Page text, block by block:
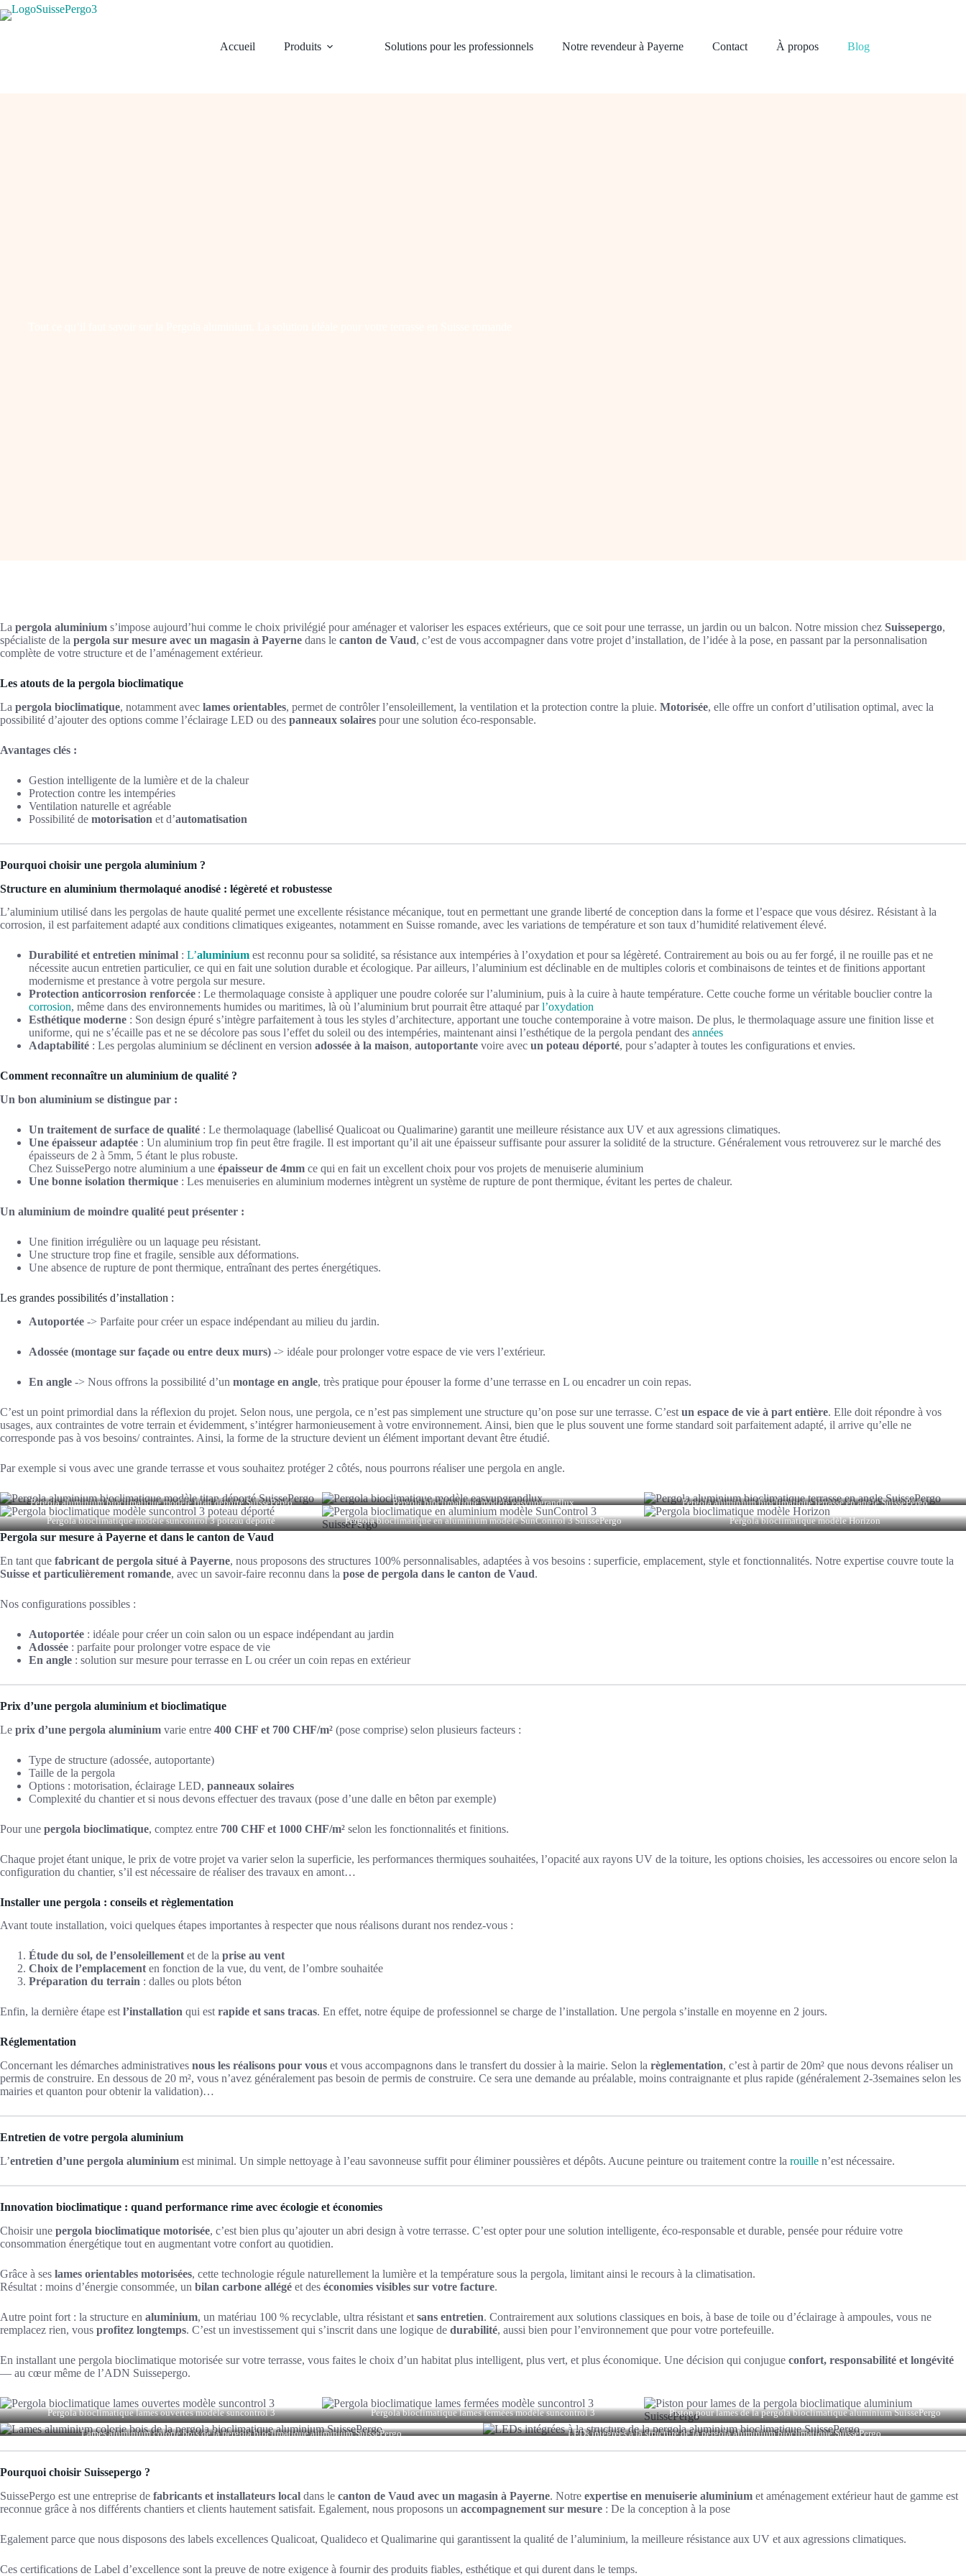
Passer
au
Accueil
Produits Solutions pour les professionnels Notre revendeur à Payerne Contact À propos Blog
La pergola aluminium s’impose aujourd’hui comme le choix privilégié pour aménager et valoriser les espaces extérieurs, que ce soit pour une terrasse, un jardin ou un balcon. Notre mission chez Suissepergo,
spécialiste de la pergola sur mesure avec un magasin à Payerne dans le canton de Vaud, c’est de vous accompagner dans votre projet d’installation, de l’idée à la pose, en passant par la personnalisation
complète de votre structure et de l’aménagement extérieur.
Les atouts de la pergola bioclimatique
La pergola bioclimatique, notamment avec lames orientables, permet de contrôler l’ensoleillement, la ventilation et la protection contre la pluie. Motorisée, elle offre un confort d’utilisation optimal, avec la
possibilité d’ajouter des options comme l’éclairage LED ou des panneaux solaires pour une solution éco-responsable.
Avantages clés :
Gestion intelligente de la lumière et de la chaleur
Protection contre les intempéries
Ventilation naturelle et agréable
Possibilité de motorisation et d’automatisation
Pourquoi choisir une pergola aluminium ?
Structure en aluminium thermolaqué anodisé : légèreté et robustesse
L’aluminium utilisé dans les pergolas de haute qualité permet une excellente résistance mécanique, tout en permettant une grande liberté de conception dans la forme et l’espace que vous désirez. Résistant à la
corrosion, il est parfaitement adapté aux conditions climatiques exigeantes, notamment en Suisse romande, avec les variations de température et son taux d’humidité relativement élevé.
Durabilité et entretien minimal : L’aluminium est reconnu pour sa solidité, sa résistance aux intempéries à l’oxydation et pour sa légèreté. Contrairement au bois ou au fer forgé, il ne rouille pas et ne
nécessite aucun entretien particulier, ce qui en fait une solution durable et écologique. Par ailleurs, l’aluminium est déclinable en de multiples coloris et combinaisons de teintes et de finitions apportant
modernisme et prestance à votre pergola sur mesure.
Protection anticorrosion renforcée : Le thermolaquage consiste à appliquer une poudre colorée sur l’aluminium, puis à la cuire à haute température. Cette couche forme un véritable bouclier contre la
corrosion, même dans des environnements humides ou maritimes, là où l’aluminium brut pourrait être attaqué parl’oxydation
Esthétique moderne : Son design épuré s’intègre parfaitement à tous les styles d’architecture, apportant une touche contemporaine à votre maison. De plus, le thermolaquage assure une finition lisse et
uniforme, qui ne s’écaille pas et ne se décolore pas sous l’effet du soleil ou des intempéries, maintenant ainsi l’esthétique de la pergola pendant des années
Adaptabilité : Les pergolas aluminium se déclinent en version adossée à la maison, autoportante voire avec un poteau déporté, pour s’adapter à toutes les configurations et envies.
Comment reconnaître un aluminium de qualité ?
Un bon aluminium se distingue par :
Un traitement de surface de qualité : Le thermolaquage (labellisé Qualicoat ou Qualimarine) garantit une meilleure résistance aux UV et aux agressions climatiques.
Une épaisseur adaptée : Un aluminium trop fin peut être fragile. Il est important qu’il ait une épaisseur suffisante pour assurer la solidité de la structure. Généralement vous retrouverez sur le marché des
épaisseurs de 2 à 5mm, 5 étant le plus robuste.
Chez SuissePergo notre aluminium a une épaisseur de 4mm ce qui en fait un excellent choix pour vos projets de menuiserie aluminium
Une bonne isolation thermique : Les menuiseries en aluminium modernes intègrent un système de rupture de pont thermique, évitant les pertes de chaleur.
Un aluminium de moindre qualité peut présenter :
Une finition irrégulière ou un laquage peu résistant.
Une structure trop fine et fragile, sensible aux déformations.
Une absence de rupture de pont thermique, entraînant des pertes énergétiques.
Les grandes possibilités d’installation :
Autoportée -> Parfaite pour créer un espace indépendant au milieu du jardin.
Adossée (montage sur façade ou entre deux murs) -> idéale pour prolonger votre espace de vie vers l’extérieur.
En angle -> Nous offrons la possibilité d’un montage en angle, très pratique pour épouser la forme d’une terrasse en L ou encadrer un coin repas.
C’est un point primordial dans la réflexion du projet. Selon nous, une pergola, ce n’est pas simplement une structure qu’on pose sur une terrasse. C’est un espace de vie à part entière. Elle doit répondre à vos
usages, aux contraintes de votre terrain et évidemment, s’intégrer harmonieusement à votre environnement. Ainsi, bien que le plus souvent une forme standard soit parfaitement adapté, il arrive qu’elle ne
corresponde pas à vos besoins/ contraintes. Ainsi, la forme de la structure devient un élément important devant être étudié.
Par exemple si vous avec une grande terrasse et vous souhaitez protéger 2 côtés, nous pourrons réaliser une pergola en angle.
Pergola aluminium bioclimatique modèle titan déporté SuissePergo Pergola bioclimatique modèle easyupgrandlux
Pergola aluminium bioclimatique terrasse en angle SuissePergo
Pergola bioclimatique modèle suncontrol 3 poteau déporté
Pergola bioclimatique en aluminium modèle SunControl 3 SuissePergo Pergola bioclimatique modèle Horizon
Pergola sur mesure à Payerne et dans le canton de Vaud
En tant que fabricant de pergola situé à Payerne, nous proposons des structures 100% personnalisables, adaptées à vos besoins : superficie, emplacement, style et fonctionnalités. Notre expertise couvre toute la
Suisse et particulièrement romande, avec un savoir-faire reconnu dans la pose de pergola dans le canton de Vaud.
Nos configurations possibles :
Autoportée : idéale pour créer un coin salon ou un espace indépendant au jardin
Adossée : parfaite pour prolonger votre espace de vie
En angle : solution sur mesure pour terrasse en L ou créer un coin repas en extérieur
Prix d’une pergola aluminium et bioclimatique
Le prix d’une pergola aluminium varie entre 400 CHF et 700 CHF/m² (pose comprise) selon plusieurs facteurs :
Type de structure (adossée, autoportante)
Taille de la pergola
Options : motorisation, éclairage LED, panneaux solaires
Complexité du chantier et si nous devons effectuer des travaux (pose d’une dalle en bêton par exemple)
Pour une pergola bioclimatique, comptez entre 700 CHF et 1000 CHF/m² selon les fonctionnalités et finitions.
Chaque projet étant unique, le prix de votre projet va varier selon la superficie, les performances thermiques souhaitées, l’opacité aux rayons UV de la toiture, les options choisies, les accessoires ou encore selon la
configuration du chantier, s’il est nécessaire de réaliser des travaux en amont…
Installer une pergola : conseils et règlementation
Avant toute installation, voici quelques étapes importantes à respecter que nous réalisons durant nos rendez-vous :
Étude du sol, de l’ensoleillement et de la prise au vent
Choix de l’emplacement en fonction de la vue, du vent, de l’ombre souhaitée
Préparation du terrain : dalles ou plots béton
Enfin, la dernière étape est l’installation qui est rapide et sans tracas. En effet, notre équipe de professionnel se charge de l’installation. Une pergola s’installe en moyenne en 2 jours.
Réglementation
Concernant les démarches administratives nous les réalisons pour vous et vous accompagnons dans le transfert du dossier à la mairie. Selon la règlementation, c’est à partir de 20m² que nous devons réaliser un
permis de construire. En dessous de 20 m², vous n’avez généralement pas besoin de permis de construire. Ce sera une demande au préalable, moins contraignante et plus rapide (généralement 2-3semaines selon les
mairies et quanton pour obtenir la validation)…
Entretien de votre pergola aluminium
L’entretien d’une pergola aluminium est minimal. Un simple nettoyage à l’eau savonneuse suffit pour éliminer poussières et dépôts. Aucune peinture ou traitement contre la rouille n’est nécessaire.
Innovation bioclimatique : quand performance rime avec écologie et économies
Choisir une pergola bioclimatique motorisée, c’est bien plus qu’ajouter un abri design à votre terrasse. C’est opter pour une solution intelligente, éco-responsable et durable, pensée pour réduire votre
consommation énergétique tout en augmentant votre confort au quotidien.
Grâce à ses lames orientables motorisées, cette technologie régule naturellement la lumière et la température sous la pergola, limitant ainsi le recours à la climatisation.
Résultat : moins d’énergie consommée, un bilan carbone allégé et des économies visibles sur votre facture.
Autre point fort : la structure en aluminium, un matériau 100 % recyclable, ultra résistant et sans entretien. Contrairement aux solutions classiques en bois, à base de toile ou d’éclairage à ampoules, vous ne
remplacez rien, vous profitez longtemps. C’est un investissement qui s’inscrit dans une logique de durabilité, aussi bien pour l’environnement que pour votre portefeuille.
En installant une pergola bioclimatique motorisée sur votre terrasse, vous faites le choix d’un habitat plus intelligent, plus vert, et plus économique. Une décision qui conjugue confort, responsabilité et longévité
— au cœur même de l’ADN Suissepergo.
Pergola bioclimatique lames ouvertes modèle suncontrol 3 Pergola bioclimatique lames fermées modèle suncontrol 3
Piston pour lames de la pergola bioclimatique aluminium SuissePergo
Lames aluminium colorie bois de la pergola bioclimatique aluminium SuissePergo
LEDs intégrées à la structure de la pergola aluminium bioclimatique SuissePergo
Pourquoi choisir Suissepergo ?
SuissePergo est une entreprise de fabricants et installateurs local dans le canton de Vaud avec un magasin à Payerne. Notre expertise en menuiserie aluminium et aménagement extérieur haut de gamme est
reconnue grâce à nos différents chantiers et clients hautement satisfait. Egalement, nous proposons un accompagnement sur mesure : De la conception à la pose
Egalement parce que nous disposons des labels excellences Qualicoat, Qualideco et Qualimarine qui garantissent la qualité de l’aluminium, la meilleure résistance aux UV et aux agressions climatiques.
Ces certifications de Label d’excellence sont la preuve de notre exigence à fournir des produits fiables, esthétique et qui durent dans le temps.